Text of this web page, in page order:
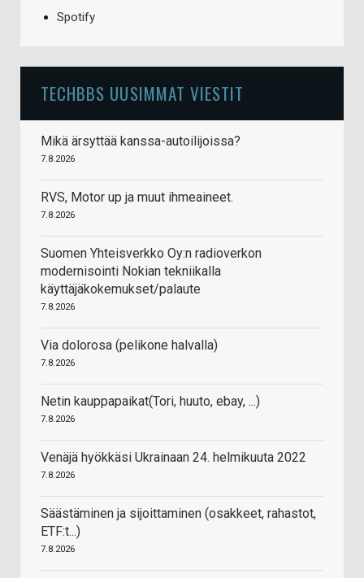
Spotify
TECHBBS UUSIMMAT VIESTIT
Mikä ärsyttää kanssa-autoilijoissa?
7.8.2026
RVS, Motor up ja muut ihmeaineet.
7.8.2026
Suomen Yhteisverkko Oy:n radioverkon
modernisointi Nokian tekniikalla
käyttäjäkokemukset/palaute
7.8.2026
Via dolorosa (pelikone halvalla)
7.8.2026
Netin kauppapaikat(Tori, huuto, ebay, ...)
7.8.2026
Venäjä hyökkäsi Ukrainaan 24. helmikuuta 2022
7.8.2026
Säästäminen ja sijoittaminen (osakkeet, rahastot,
ETF:t...)
7.8.2026